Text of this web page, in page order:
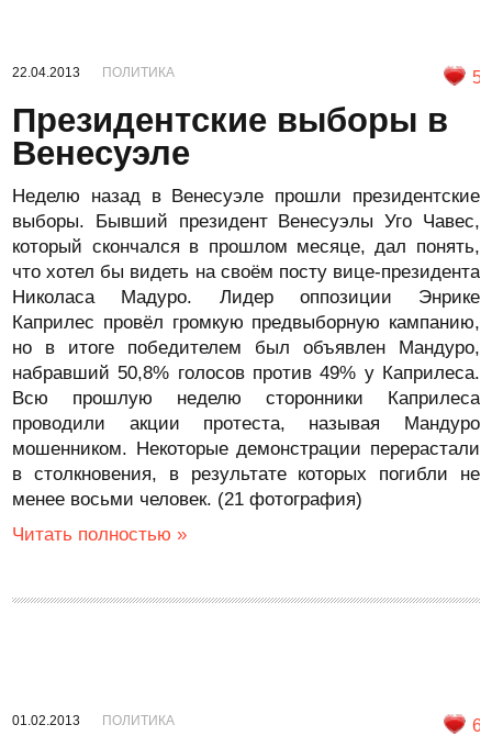
22.04.2013 ПОЛИТИКА 5
Президентские выборы в
Венесуэле
Неделю назад в Венесуэле прошли президентские
выборы. Бывший президент Венесуэлы Уго Чавес,
который скончался в прошлом месяце, дал понять,
что хотел бы видеть на своём посту вице-президента
Николаса Мадуро. Лидер оппозиции Энрике
Каприлес провёл громкую предвыборную кампанию,
но в итоге победителем был объявлен Мандуро,
набравший 50,8% голосов против 49% у Каприлеса.
Всю прошлую неделю сторонники Каприлеса
проводили акции протеста, называя Мандуро
мошенником. Некоторые демонстрации перерастали
в столкновения, в результате которых погибли не
менее восьми человек. (21 фотография)
Читать полностью »
01.02.2013 ПОЛИТИКА 6